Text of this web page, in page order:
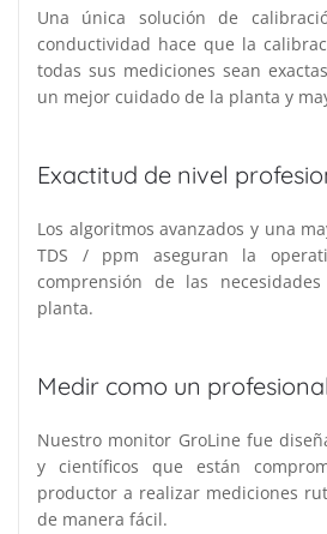
Una única solución de
conductividad hace que la
todas sus mediciones sean
un mejor cuidado de la planta y
Exactitud de nivel
Los algoritmos avanzados y una
TDS / ppm aseguran la
comprensión de las
planta.
Medir como un
Nuestro monitor GroLine fue
y científicos que están
productor a realizar mediciones
de manera fácil.